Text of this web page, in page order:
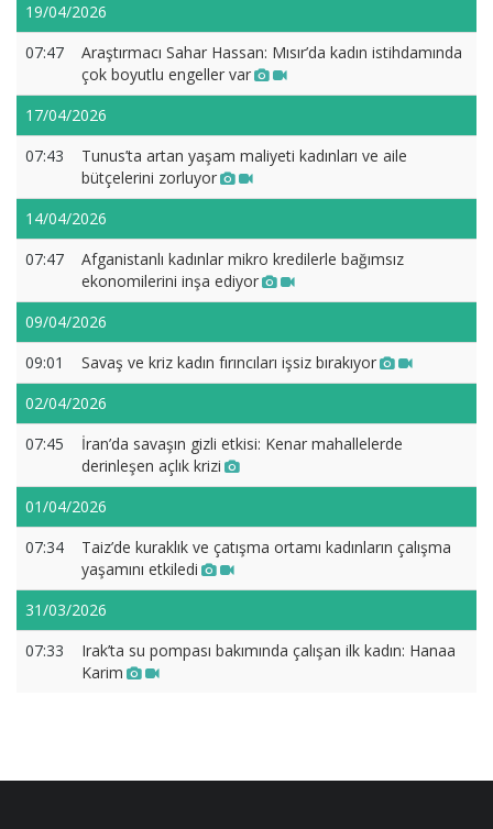
19/04/2026
07:47
Araştırmacı Sahar Hassan: Mısır’da kadın istihdamında
çok boyutlu engeller var
17/04/2026
07:43
Tunus’ta artan yaşam maliyeti kadınları ve aile
bütçelerini zorluyor
14/04/2026
07:47
Afganistanlı kadınlar mikro kredilerle bağımsız
ekonomilerini inşa ediyor
09/04/2026
09:01
Savaş ve kriz kadın fırıncıları işsiz bırakıyor
02/04/2026
07:45
İran’da savaşın gizli etkisi: Kenar mahallelerde
derinleşen açlık krizi
01/04/2026
07:34
Taiz’de kuraklık ve çatışma ortamı kadınların çalışma
yaşamını etkiledi
31/03/2026
07:33
Irak’ta su pompası bakımında çalışan ilk kadın: Hanaa
Karim